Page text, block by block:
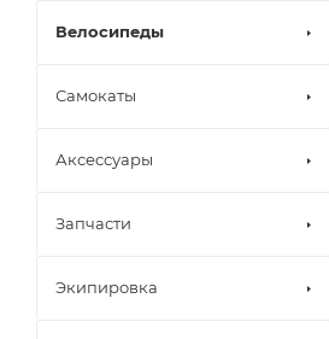
Велосипеды
Самокаты
Аксессуары
Запчасти
Экипировка